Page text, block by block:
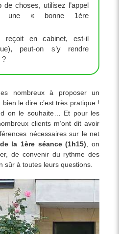
de choses, utilisez l’appel
une « bonne 1ère
reçoit en cabinet, est-il
peut-on s’y rendre
?
nombreux à proposer un
le dire c’est très pratique !
on le souhaite… Et pour les
clients m’ont dit avoir
nécessaires sur le net
la 1ère séance (1h15) , on
de convenir du rythme des
sûr à toutes leurs questions.